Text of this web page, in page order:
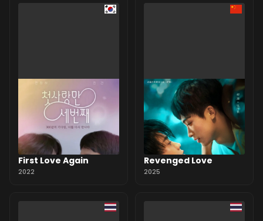
First Love Again
2022
Revenged Love
2025